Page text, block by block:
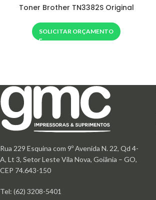
Toner Brother TN3382S Original
SOLICITAR ORÇAMENTO
Rua 229 Esquina com 9º Avenida N. 22, Qd 4-
A, Lt 3, Setor Leste Vila Nova, Goiânia – GO,
CEP 74.643-150
Tel: (62) 3208-5401